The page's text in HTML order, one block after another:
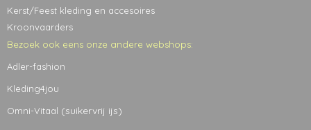
Kerst/Feest kleding en accesoires
Kroonvaarders
Bezoek ook eens onze andere webshops:
Adler-fashion
Kleding4jou
Omni-Vitaal (suikervrij ijs)